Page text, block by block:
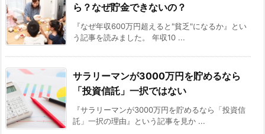
ら？なぜ貯金できないの？
『なぜ年収600万円超えると"貧乏"になるか』とい
う記事を読みました。 年収10 ...
サラリーマンが3000万円を貯めるなら
「投資信託」一択ではない
『サラリーマンが3000万円を貯めるなら「投資信
託」一択の理由』という記事を見か ...